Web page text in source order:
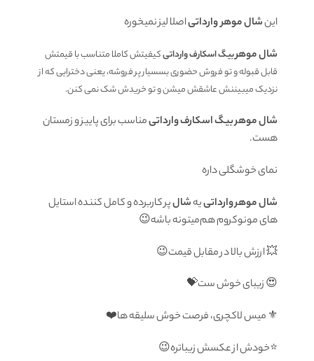
اینشال موهر وارداتیاصلا لیز نمیخوره
شال موهربیگ اسکارف وارداتیکیفیتش کاملا متناسب با قیمتش
قابل قبوله و تو فروش حضوری بسسیار پر فروشه، یعنی دخترایی که از
نزدیک میبیننش عاشقش میشن و تو خریدش شک نمی کنن.
شال موهر بیگ اسکارف وارداتیمناسب برای پاییز و زمستان
هست.
نمای خوشگلی داره
شال موهر وارداتییهشالپر کاربرده و کامل کننده استایل
های مونوکروم هم‌میتونه باشه😉
💥 ارزش بالا در مقابل قیمت😉
😍 زیبای خوش ست💝
⚜️ میس لاکچری، فرصت خوش سلیقه ها❤️
⭐️خودش از عکسش زیباتره😉